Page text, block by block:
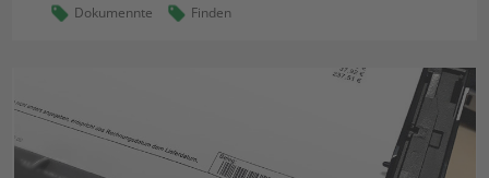
Dokumennte
Finden